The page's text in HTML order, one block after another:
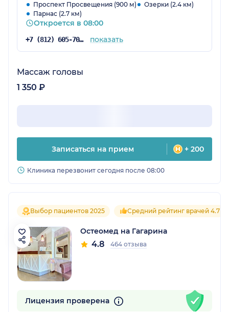
Проспект Просвещения (900 м)
Озерки (2.4 км)
Парнас (2.7 км)
Откроется в 08:00
+7 (812) 605-70-31 показать
Массаж головы
1 350 ₽
Записаться на прием + 200
Клиника перезвонит сегодня после 08:00
Выбор пациентов 2025 Средний рейтинг врачей 4.7
Остеомед на Гагарина
4.8 464 отзыва
Лицензия проверена